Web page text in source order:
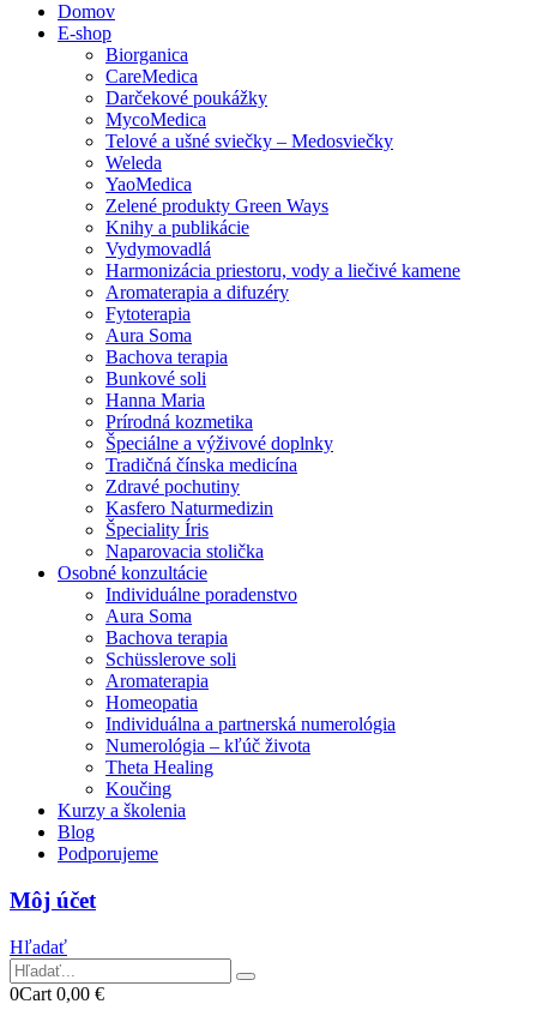
Domov
E-shop
Biorganica
CareMedica
Darčekové poukážky
MycoMedica
Telové a ušné sviečky – Medosviečky
Weleda
YaoMedica
Zelené produkty Green Ways
Knihy a publikácie
Vydymovadlá
Harmonizácia priestoru, vody a liečivé kamene
Aromaterapia a difuzéry
Fytoterapia
Aura Soma
Bachova terapia
Bunkové soli
Hanna Maria
Prírodná kozmetika
Špeciálne a výživové doplnky
Tradičná čínska medicína
Zdravé pochutiny
Kasfero Naturmedizin
Špeciality Íris
Naparovacia stolička
Osobné konzultácie
Individuálne poradenstvo
Aura Soma
Bachova terapia
Schüsslerove soli
Aromaterapia
Homeopatia
Individuálna a partnerská numerológia
Numerológia – kľúč života
Theta Healing
Koučing
Kurzy a školenia
Blog
Podporujeme
Môj účet
Hľadať
0Cart 0,00 €